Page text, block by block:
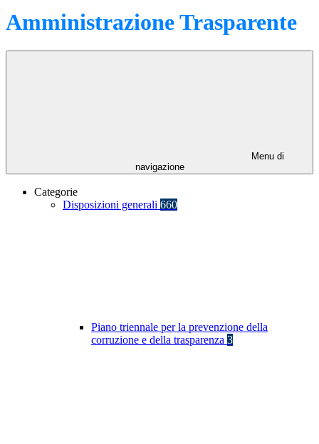
Amministrazione Trasparente
Menu di
navigazione
Categorie
Disposizioni generali 660
Piano triennale per la prevenzione della
corruzione e della trasparenza 3